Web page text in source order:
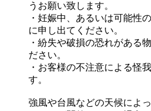
うお願い致します。
・妊娠中、あるいは可能性
に申し出てください。
・紛失や破損の恐れがある
ださい。
・お客様の不注意による怪
す。
強風や台風などの天候によ